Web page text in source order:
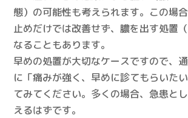
態）の可能性も考えられます。この場
止めだけでは改善せず、膿を出す処置
なることもあります。
早めの処置が大切なケースですので、
に「痛みが強く、早めに診てもらいた
てみてください。多くの場合、急患と
えるはずです。